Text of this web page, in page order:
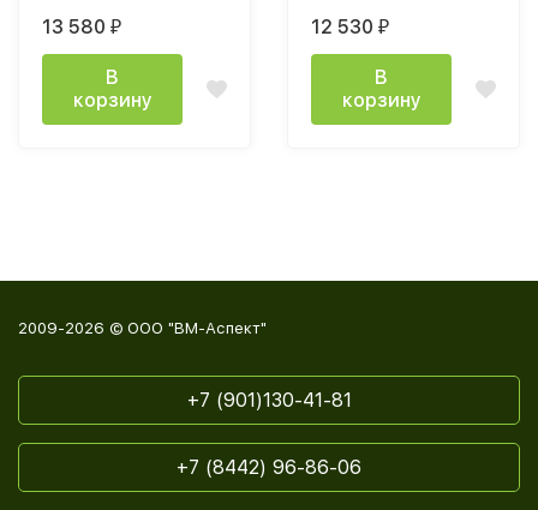
крафт золотой/
кашемир
13 580 ₽
В
корзину
12 530 ₽
В
корзину
2009-2026 © ООО "ВМ-Аспект"
+7 (901)130-41-81
+7 (8442) 96-86-06